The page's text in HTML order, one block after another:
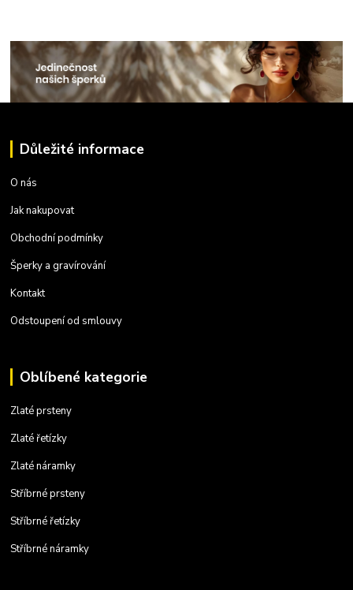
Důležité informace
O nás
Jak nakupovat
Obchodní podmínky
Šperky a gravírování
Kontakt
Odstoupení od smlouvy
Oblíbené kategorie
Zlaté prsteny
Zlaté řetízky
Zlaté náramky
Stříbrné prsteny
Stříbrné řetízky
Stříbrné náramky